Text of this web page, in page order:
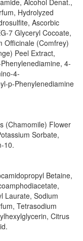
Alcohol Denat.,
Hydrolyzed
Ascorbic
7 Glyceryl Cocoate,
Officinale (Comfrey)
Peel Extract,
4-
4-
p-Phenylenediamine
(Chamomile) Flower
Sorbate,
10.
Betaine,
Laurate, Sodium
Tetrasodium
Citrus